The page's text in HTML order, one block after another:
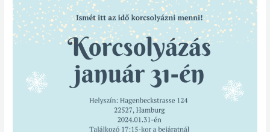
január
31-
én